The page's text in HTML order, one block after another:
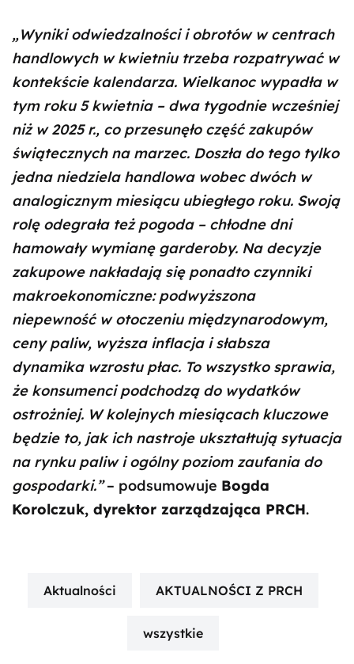
„Wyniki odwiedzalności i obrotów w centrach
handlowych w kwietniu trzeba rozpatrywać w
kontekście kalendarza. Wielkanoc wypadła w
tym roku 5 kwietnia – dwa tygodnie wcześniej
niż w 2025 r., co przesunęło część zakupów
świątecznych na marzec. Doszła do tego tylko
jedna niedziela handlowa wobec dwóch w
analogicznym miesiącu ubiegłego roku. Swoją
rolę odegrała też pogoda – chłodne dni
hamowały wymianę garderoby. Na decyzje
zakupowe nakładają się ponadto czynniki
makroekonomiczne: podwyższona
niepewność w otoczeniu międzynarodowym,
ceny paliw, wyższa inflacja i słabsza
dynamika wzrostu płac. To wszystko sprawia,
że konsumenci podchodzą do wydatków
ostrożniej. W kolejnych miesiącach kluczowe
będzie to, jak ich nastroje ukształtują sytuacja
na rynku paliw i ogólny poziom zaufania do
gospodarki.”– podsumowuje Bogda
Korolczuk, dyrektor zarządzająca PRCH.
Aktualności AKTUALNOŚCI Z PRCH
wszystkie